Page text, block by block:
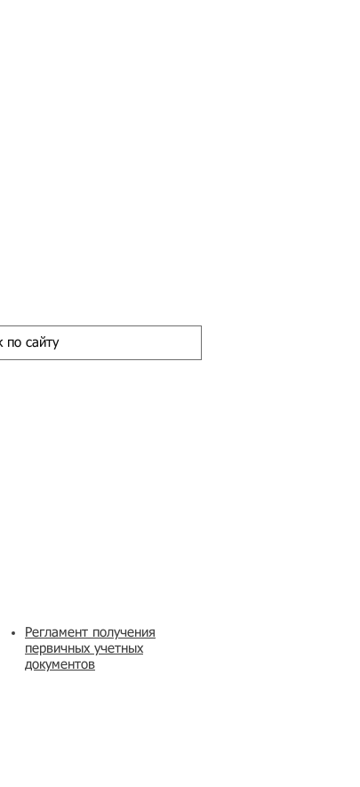
Регламент получения
первичных учетных
документов